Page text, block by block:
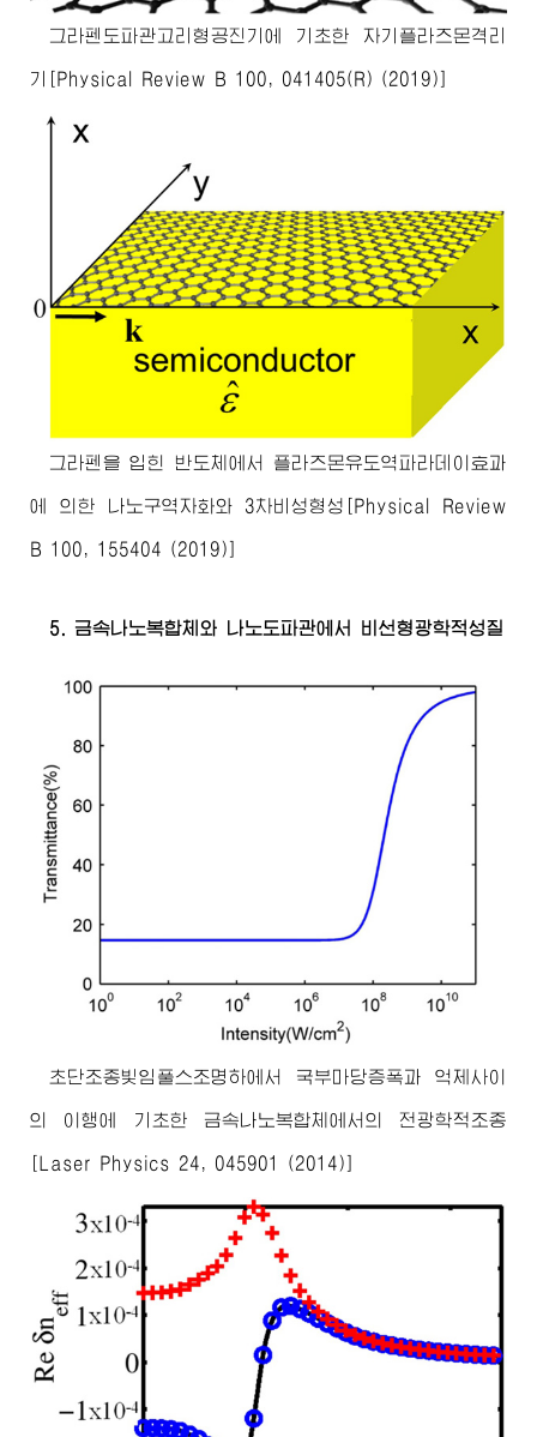
그라펜도파관고리형공진기에 기초한 자기플라즈몬격리
기[Physical Review B 100, 041405(R) (2019)]
그라펜을 입힌 반도체에서 플라즈몬유도역파라데이효과
에 의한 나노구역자화와 3차비성형성[Physical Review
B 100, 155404 (2019)]
5. 금속나노복합체와 나노도파관에서 비선형광학적성질
초단조종빛임풀스조명하에서 국부마당증폭과 억제사이
의 이행에 기초한 금속나노복합체에서의 전광학적조종
[Laser Physics 24, 045901 (2014)]